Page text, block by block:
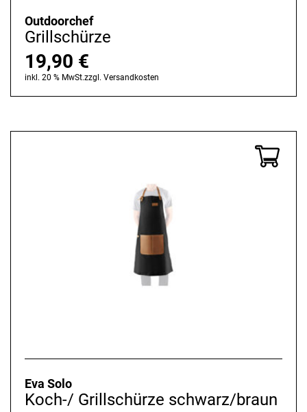
Outdoorchef
Grillschürze
19,90 €
inkl. 20 % MwSt.zzgl. Versandkosten
Eva Solo
Koch-/ Grillschürze schwarz/braun